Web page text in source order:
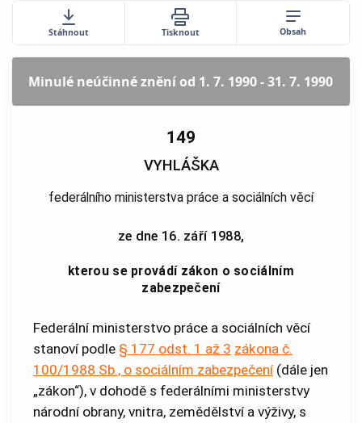
Stáhnout Tisknout Obsah
Minulé neúčinné zněníod 1. 7. 1990 - 31. 7. 1990
149
VYHLÁŠKA
federálního ministerstva práce a sociálních věcí
ze dne 16. září 1988,
kterou se provádí zákon o sociálním
zabezpečení
Federální ministerstvo práce a sociálních věcí
stanoví podle § 177 odst. 1 až 3 zákona č.
100/1988 Sb., o sociálním zabezpečení(dále jen
„zákon“), v dohodě s federálními ministerstvy
národní obrany, vnitra, zemědělství a výživy, s